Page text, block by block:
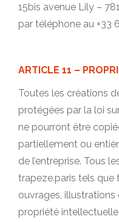
15bis avenue Lily –
par téléphone au +33
ARTICLE 11 –
Toutes les créations
protégées par la loi
ne pourront être
partiellement ou
de l’entreprise. Tous
trapeze.paris tels que
ouvrages,
propriété